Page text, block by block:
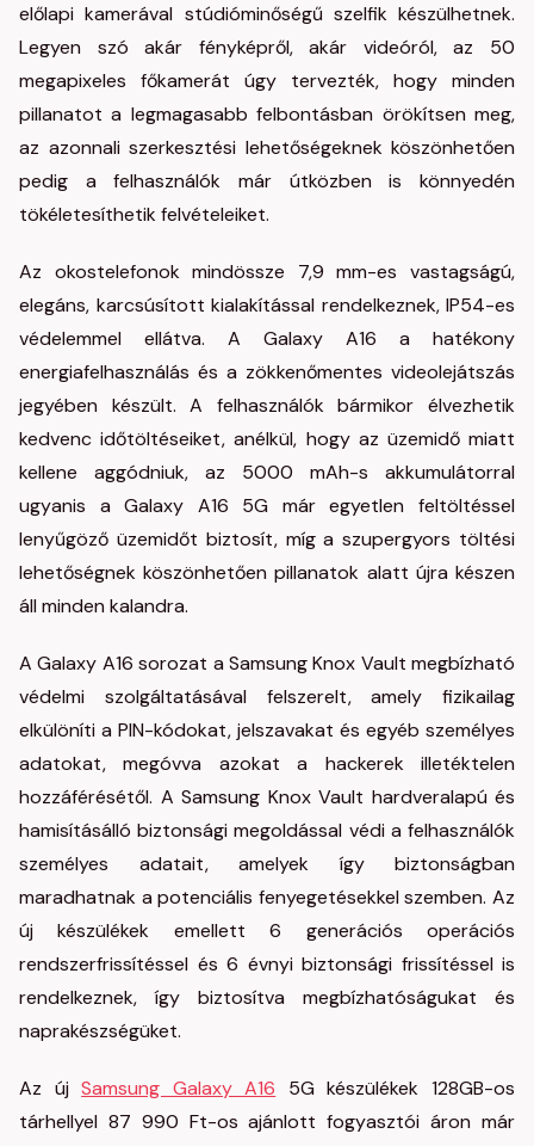
előlapi kamerával stúdióminőségű szelfik készülhetnek.
Legyen szó akár fényképről, akár videóról, az 50
megapixeles főkamerát úgy tervezték, hogy minden
pillanatot a legmagasabb felbontásban örökítsen meg,
az azonnali szerkesztési lehetőségeknek köszönhetően
pedig a felhasználók már útközben is könnyedén
tökéletesíthetik felvételeiket.
Az okostelefonok mindössze 7,9 mm-es vastagságú,
elegáns, karcsúsított kialakítással rendelkeznek, IP54-es
védelemmel ellátva. A Galaxy A16 a hatékony
energiafelhasználás és a zökkenőmentes videolejátszás
jegyében készült. A felhasználók bármikor élvezhetik
kedvenc időtöltéseiket, anélkül, hogy az üzemidő miatt
kellene aggódniuk, az 5000 mAh-s akkumulátorral
ugyanis a Galaxy A16 5G már egyetlen feltöltéssel
lenyűgöző üzemidőt biztosít, míg a szupergyors töltési
lehetőségnek köszönhetően pillanatok alatt újra készen
áll minden kalandra.
A Galaxy A16 sorozat a Samsung Knox Vault megbízható
védelmi szolgáltatásával felszerelt, amely fizikailag
elkülöníti a PIN-kódokat, jelszavakat és egyéb személyes
adatokat, megóvva azokat a hackerek illetéktelen
hozzáférésétől. A Samsung Knox Vault hardveralapú és
hamisításálló biztonsági megoldással védi a felhasználók
személyes adatait, amelyek így biztonságban
maradhatnak a potenciális fenyegetésekkel szemben. Az
új készülékek emellett 6 generációs operációs
rendszerfrissítéssel és 6 évnyi biztonsági frissítéssel is
rendelkeznek, így biztosítva megbízhatóságukat és
naprakészségüket.
Az újSamsung Galaxy A16 5G készülékek 128GB-os
tárhellyel 87 990 Ft-os ajánlott fogyasztói áron már